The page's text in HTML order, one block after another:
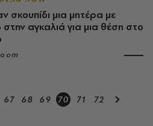
σκουπίδι μια μητέρα με
αγκαλιά για μια θέση στο
67 68 69 70 71 72